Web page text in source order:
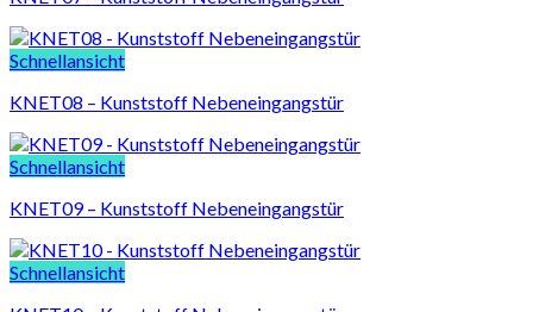
Schnellansicht
KNET08 – Kunststoff Nebeneingangstür
Schnellansicht
KNET09 – Kunststoff Nebeneingangstür
Schnellansicht